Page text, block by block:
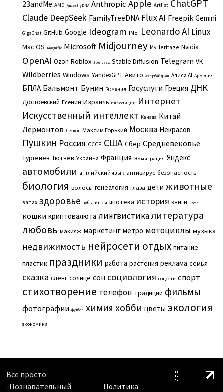
23andMe AMD AncestryDNA Anthropic Apple Artlist ChatGPT
Claude DeepSeek FamilyTreeDNA Flux AI Freepik Gemini
GigaChat GitHub Google Ideogram IMEI Leonardo AI Linux
Mac OS Magnific Microsoft Midjourney MyHeritage Nvidia
OpenAI Ozon Roblox SberJazz Stable Diffusion Telegram VK
Wildberries Windows YandexGPT Авито Азербайджан Алиса AI Армения
БПЛА Бальмонт Бунин Германия Госуслуги Греция ДНК
Достоевский Есенин Израиль Инвестиции Интернет
Искусственный интеллект Канада Китай
Лермонтов Лесков Максим Горький Москва Некрасов
Пушкин Россия СССР США Сбер Средневековье
Тургенев Тютчев Украина Франция Эммиграция Яндекс
автомобили английский язык антивирус безопасность
биология волосы генеалогия глаза дети животные
запах здоровье зубы игры ипотека история книги кофе
кошки криптовалюта лингвистикалитература
любовь макияж маркетинг метро мотоциклы музыка
недвижимость нейросети отдых питание
пластик праздники работа растения реклама семья
сказка сленг солнце сон социология соцсети спорт
стихотворение телефон традиции фильмы
фотографии футбол химия хобби цветы экология
экономика
Всё просто
-Познавательный
Политика